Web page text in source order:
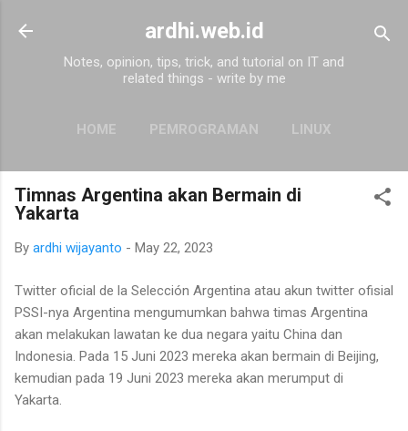
Skip to main content
ardhi.web.id
Notes, opinion, tips, trick, and tutorial on IT and
related things - write by me
HOME PEMROGRAMAN LINUX
MORE… ABOUT
Timnas Argentina akan Bermain di
Yakarta
By ardhi wijayanto - May 22, 2023
Twitter oficial de la Selección Argentina atau akun twitter ofisial
PSSI-nya Argentina mengumumkan bahwa timas Argentina
akan melakukan lawatan ke dua negara yaitu China dan
Indonesia. Pada 15 Juni 2023 mereka akan bermain di Beijing,
kemudian pada 19 Juni 2023 mereka akan merumput di
Yakarta.